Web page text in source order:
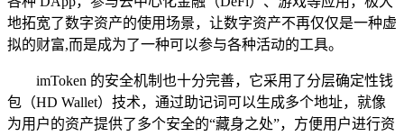
地拓宽了数字资产的使用场景，让数字资产不再仅仅是一种虚
拟的财富,而是成为了一种可以参与各种活动的工具。
imToken 的安全机制也十分完善，它采用了分层确定性钱
包（HD Wallet）技术，通过助记词可以生成多个地址，就像
为用户的资产提供了多个安全的“藏身之处”，方便用户进行资